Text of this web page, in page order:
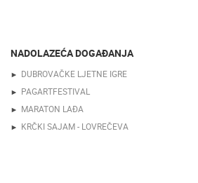
NADOLAZEĆA DOGAĐANJA
DUBROVAČKE LJETNE IGRE
PAGARTFESTIVAL
MARATON LAĐA
KRČKI SAJAM - LOVREČEVA